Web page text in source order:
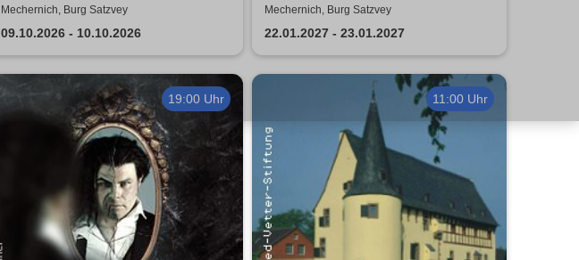
Mechernich, Burg Satzvey
09.10.2026 - 10.10.2026
Ripper
Mechernich, Burg Satzvey
22.01.2027 - 23.01.2027
19:00 Uhr 11:00 Uhr